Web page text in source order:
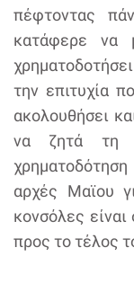
πέφτοντας
κατάφερε να
την επιτυχία
ακολουθήσει
να ζητά τη
αρχές Μαϊου
κονσόλες
προς το τέλος